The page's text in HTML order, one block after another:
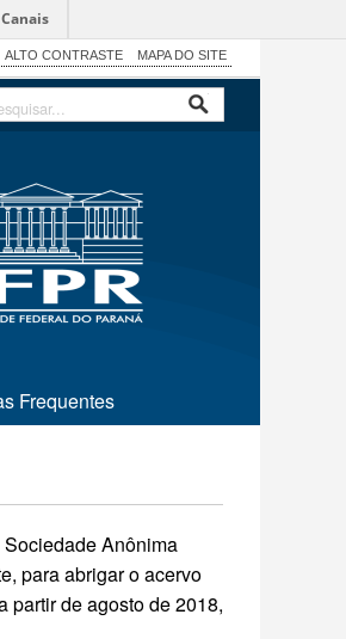
Canais
ALTO CONTRASTE MAPA DO SITE
Frequentes
Anônima
para abrigar o acervo
partir de agosto de 2018,